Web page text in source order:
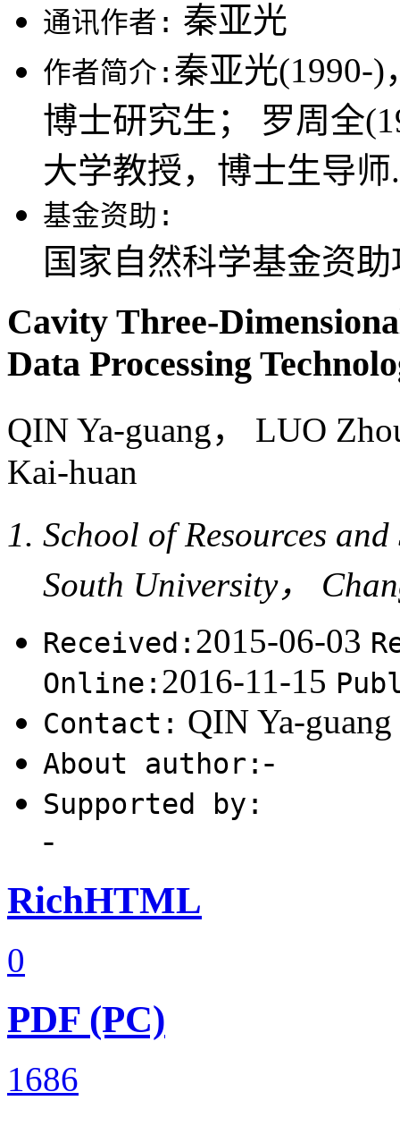
通讯作者: 秦亚光
作者简介: 秦亚光(1990-
博士研究生； 罗周全
大学教授，博士生导师.
基金资助:
国家自然科学基金资助
Cavity Three-
Data Processing
QIN Ya-guang， LUO
Kai-huan
School of Resources
South University，
Received: 2015-06-03
Online: 2016-11-15
Contact: QIN Ya-guang
About author: -
Supported by:
-
RichHTML
0
PDF (PC)
1686